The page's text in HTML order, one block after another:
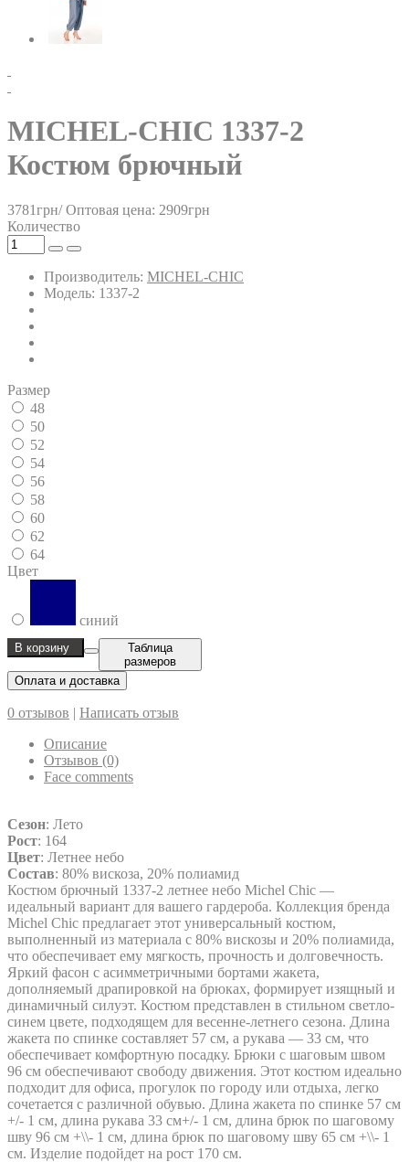
MICHEL-CHIC 1337-2
Костюм брючный
3781грн/ Оптовая цена: 2909грн
Количество
Производитель: MICHEL-CHIC
Модель: 1337-2
Размер
48
50
52
54
56
58
60
62
64
Цвет
синий
В корзину
Таблица
размеров
Оплата и доставка
0 отзывов | Написать отзыв
Описание
Отзывов (0)
Face comments
Сезон: Лето
Рост: 164
Цвет: Летнее небо
Состав: 80% вискоза, 20% полиамид
Костюм брючный 1337-2 летнее небо Michel Chic —
идеальный вариант для вашего гардероба. Коллекция бренда
Michel Chic предлагает этот универсальный костюм,
выполненный из материала с 80% вискозы и 20% полиамида,
что обеспечивает ему мягкость, прочность и долговечность.
Яркий фасон с асимметричными бортами жакета,
дополняемый драпировкой на брюках, формирует изящный и
динамичный силуэт. Костюм представлен в стильном светло-
синем цвете, подходящем для весенне-летнего сезона. Длина
жакета по спинке составляет 57 см, а рукава — 33 см, что
обеспечивает комфортную посадку. Брюки с шаговым швом
96 см обеспечивают свободу движения. Этот костюм идеально
подходит для офиса, прогулок по городу или отдыха, легко
сочетается с различной обувью. Длина жакета по спинке 57 см
+/- 1 см, длина рукава 33 см+/- 1 см, длина брюк по шаговому
шву 96 см +\\- 1 см, длина брюк по шаговому шву 65 см +\\- 1
см. Изделие подойдет на рост 170 см.